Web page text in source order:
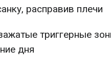
расправив плечи
триггерные
дня